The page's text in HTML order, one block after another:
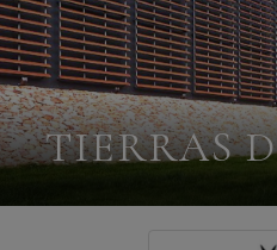
TIERRAS